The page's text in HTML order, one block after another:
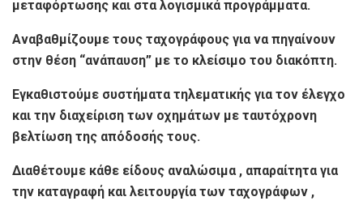
μεταφόρτωσης και στα λογισμικά προγράμματα.
Αναβαθμίζουμε τους ταχογράφους για να πηγαίνουν
στην θέση “ανάπαυση” με το κλείσιμο του διακόπτη.
Εγκαθιστούμε συστήματα τηλεματικής για τον έλεγχο
και την διαχείριση των οχημάτων με ταυτόχρονη
βελτίωση της απόδοσής τους.
Διαθέτουμε κάθε είδους αναλώσιμα , απαραίτητα για
την καταγραφή και λειτουργία των ταχογράφων ,